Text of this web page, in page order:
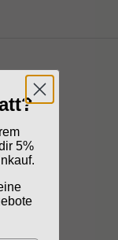
5%